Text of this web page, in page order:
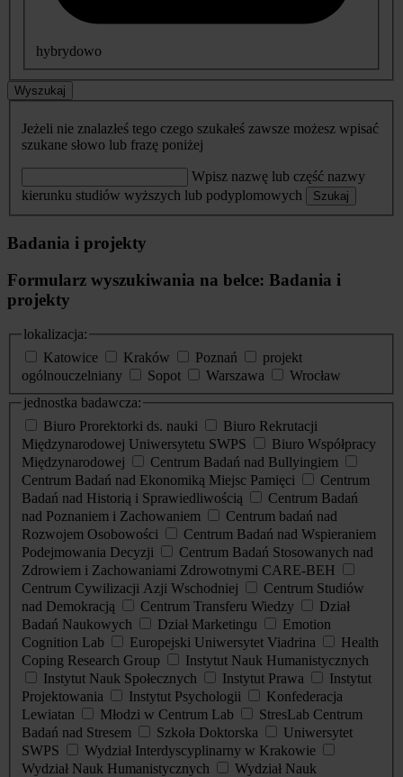
hybrydowo
Wyszukaj
Jeżeli nie znalazłeś tego czego szukałeś zawsze możesz wpisać
szukane słowo lub frazę poniżej
Wpisz nazwę lub część nazwy
kierunku studiów wyższych lub podyplomowych
Szukaj
Badania i projekty
Formularz wyszukiwania na belce: Badania i
projekty
lokalizacja:
Katowice
Kraków Poznań
projekt
ogólnouczelniany
Sopot Warszawa
Wrocław
jednostka badawcza:
Biuro Prorektorki ds. nauki
Biuro Rekrutacji
Międzynarodowej Uniwersytetu SWPS
Biuro Współpracy
Międzynarodowej
Centrum Badań nad Bullyingiem
Centrum Badań nad Ekonomiką Miejsc Pamięci
Centrum
Badań nad Historią i Sprawiedliwością
Centrum Badań
nad Poznaniem i Zachowaniem
Centrum badań nad
Rozwojem Osobowości
Centrum Badań nad Wspieraniem
Podejmowania Decyzji
Centrum Badań Stosowanych nad
Zdrowiem i Zachowaniami Zdrowotnymi CARE-BEH
Centrum Cywilizacji Azji Wschodniej
Centrum Studiów
nad Demokracją
Centrum Transferu Wiedzy
Dział
Badań Naukowych
Dział Marketingu
Emotion
Cognition Lab
Europejski Uniwersytet Viadrina
Health
Coping Research Group
Instytut Nauk Humanistycznych
Instytut Nauk Społecznych
Instytut Prawa
Instytut
Projektowania
Instytut Psychologii
Konfederacja
Lewiatan
Młodzi w Centrum Lab
StresLab Centrum
Badań nad Stresem
Szkoła Doktorska
Uniwersytet
SWPS
Wydział Interdyscyplinarny w Krakowie
Wydział Nauk Humanistycznych
Wydział Nauk